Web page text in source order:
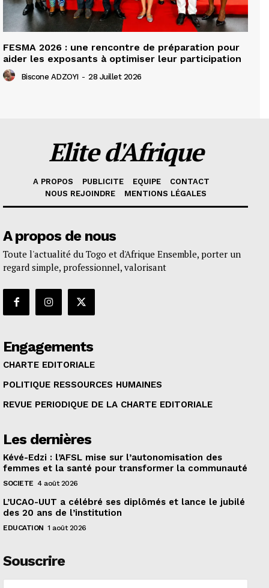
FESMA 2026 : une rencontre de préparation pour
aider les exposants à optimiser leur participation
Biscone ADZOYI - 28 Juillet 2026
Elite d'Afrique
A PROPOS PUBLICITE EQUIPE
CONTACT
NOUS REJOINDRE
MENTIONS LÉGALES
A propos de nous
Toute l'actualité du Togo et d'Afrique Ensemble, porter un
regard simple, professionnel, valorisant
Engagements
CHARTE EDITORIALE
POLITIQUE RESSOURCES HUMAINES
REVUE PERIODIQUE DE LA CHARTE EDITORIALE
Les dernières
Kévé-Edzi : l’AFSL mise sur l’autonomisation des
femmes et la santé pour transformer la communauté
SOCIETE 4 août 2026
L’UCAO-UUT a célébré ses diplômés et lance le jubilé
des 20 ans de l’institution
EDUCATION 1 août 2026
Souscrire